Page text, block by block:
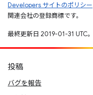
Developers サイトのポリシー
関連会社の登録商標です。
最終更新日 2019-01-31 UTC。
投稿
バグを報告